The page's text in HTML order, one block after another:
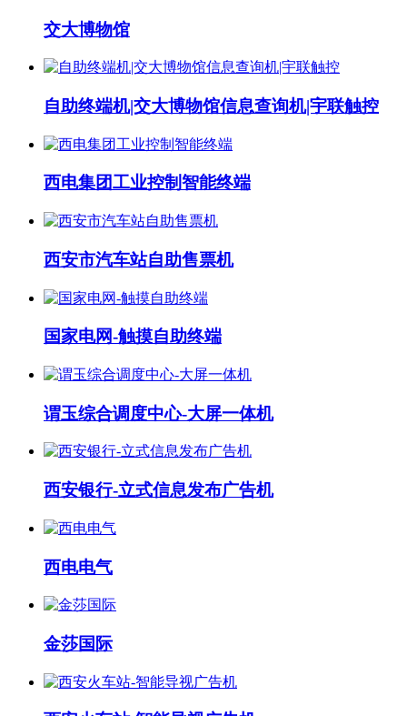
交大博物馆
自助终端机|交大博物馆信息查询机|宇联触控
西电集团工业控制智能终端
西安市汽车站自助售票机
国家电网-触摸自助终端
谓玉综合调度中心-大屏一体机
西安银行-立式信息发布广告机
西电电气
金莎国际